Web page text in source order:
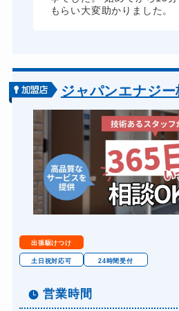
もらい大変助かりました。
ジャパンエナジ
出張駆けつけ
土日祝対応可 24時間受付
営業時間